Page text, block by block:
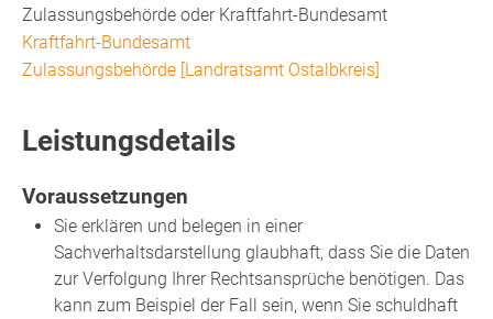
Zulassungsbehörde oder Kraftfahrt-Bundesamt
Kraftfahrt-Bundesamt
Zulassungsbehörde [Landratsamt Ostalbkreis]
Leistungsdetails
Voraussetzungen
Sie erklären und belegen in einer
Sachverhaltsdarstellung glaubhaft, dass Sie die Daten
zur Verfolgung Ihrer Rechtsansprüche benötigen. Das
kann zum Beispiel der Fall sein, wenn Sie schuldhaft